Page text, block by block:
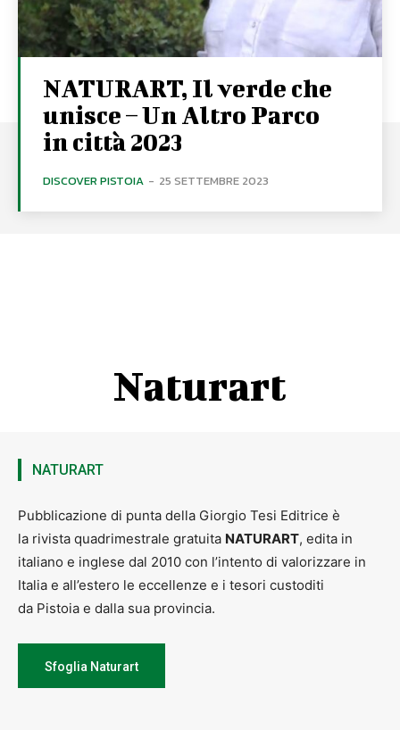
NATURART, Il verde che
unisce – Un Altro Parco
in città 2023
DISCOVER PISTOIA - 25 SETTEMBRE 2023
Naturart
NATURART
Pubblicazione di punta della Giorgio Tesi Editrice è
la rivista quadrimestrale gratuita NATURART, edita in
italiano e inglese dal 2010 con l’intento di valorizzare in
Italia e all’estero le eccellenze e i tesori custoditi
da Pistoia e dalla sua provincia.
Sfoglia Naturart